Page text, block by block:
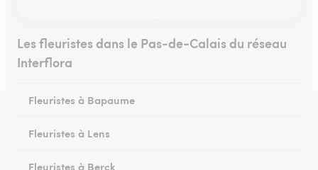
Les fleuristes dans le Pas-de-Calais du réseau
Interflora
Fleuristes à Bapaume
Fleuristes à Lens
Fleuristes à Berck